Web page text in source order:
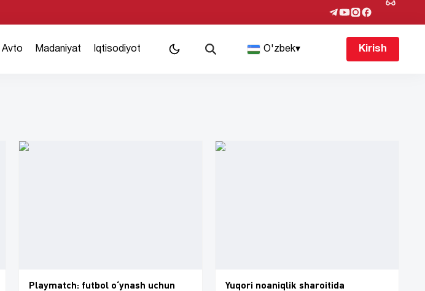
Avto Madaniyat Iqtisodiyot O'zbek▾ Kirish
Playmatch: futbol o‘ynash uchun
Yuqori noaniqlik sharoitida